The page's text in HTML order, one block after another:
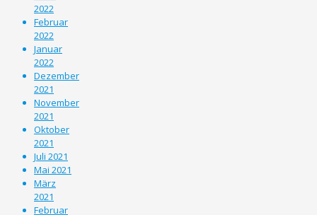
2022
Februar
2022
Januar
2022
Dezember
2021
November
2021
Oktober
2021
Juli 2021
Mai 2021
März
2021
Februar